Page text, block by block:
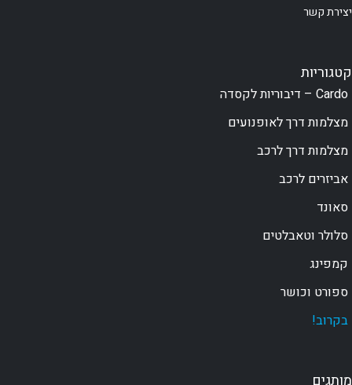
יצירת קשר
קטגוריות
Cardo – דיבוריות לקסדה
מצלמות דרך לאופנועים
מצלמות דרך לרכב
אביזרים לרכב
סאונד
סלולר וטאבלטים
קמפינג
ספורט וכושר
בקרוב!
מותגים